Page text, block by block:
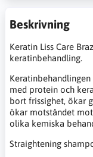
Beskrivning
Keratin Liss Care
keratinbehandling.
med protein och
bort frissighet, ökar
ökar motståndet
olika kemiska
Straightening